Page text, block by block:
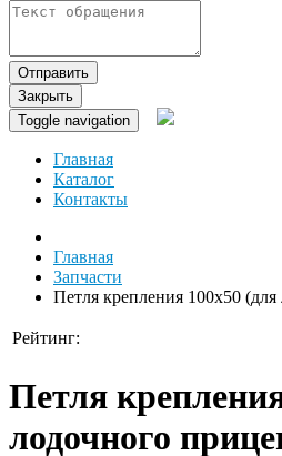
Отправить
Закрыть
Toggle navigation
Главная
Каталог
Контакты
Главная
Запчасти
Петля крепления 100х50
Рейтинг:
Петля
лодочного